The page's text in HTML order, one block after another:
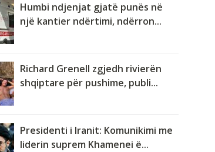
Humbi ndjenjat gjatë punës në
një kantier ndërtimi, ndërron...
Richard Grenell zgjedh rivierën
shqiptare për pushime, publi...
Presidenti i Iranit: Komunikimi me
liderin suprem Khamenei ë...